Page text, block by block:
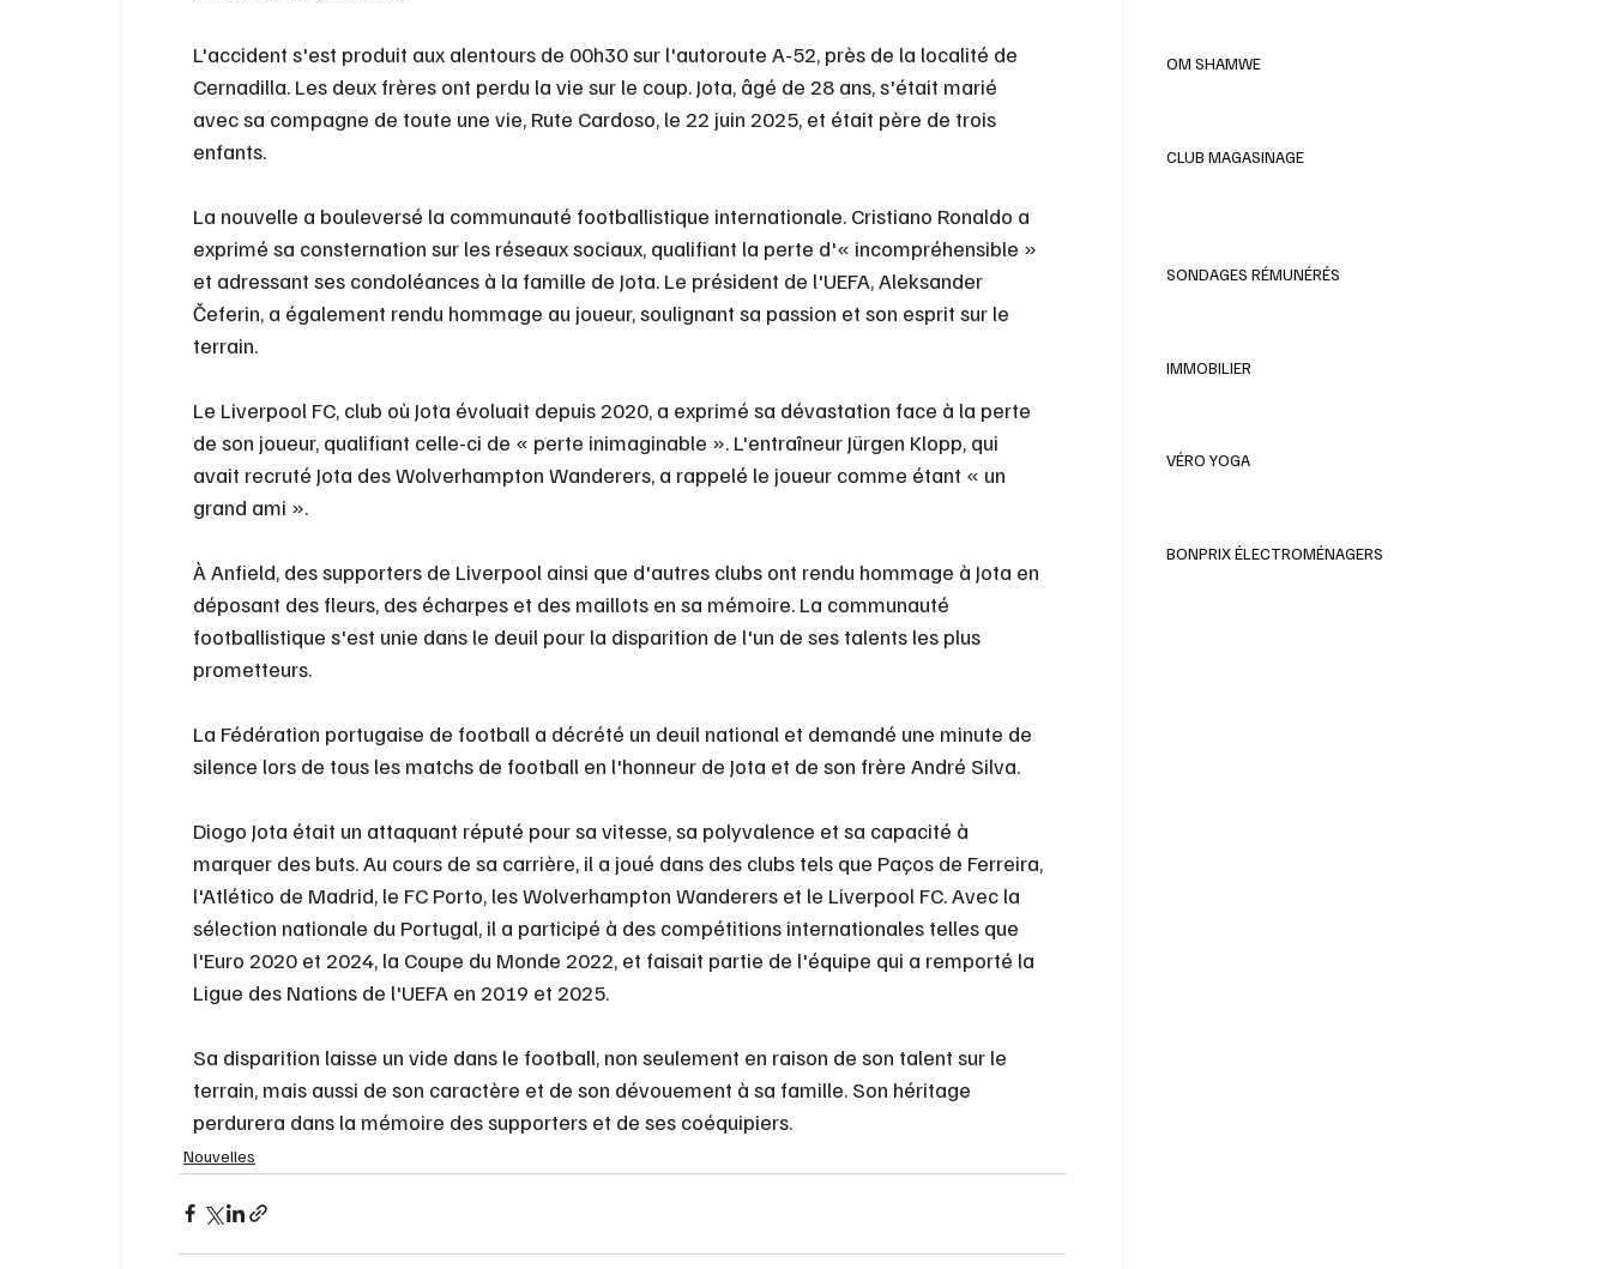
L'accident s'est produit aux alentours de 00h30 sur l'autoroute A-52, près de la localité de
Cernadilla. Les deux frères ont perdu la vie sur le coup. Jota, âgé de 28 ans, s'était marié
avec sa compagne de toute une vie, Rute Cardoso, le 22 juin 2025, et était père de trois
enfants.
La nouvelle a bouleversé la communauté footballistique internationale. Cristiano Ronaldo a
exprimé sa consternation sur les réseaux sociaux, qualifiant la perte d'« incompréhensible »
et adressant ses condoléances à la famille de Jota. Le président de l'UEFA, Aleksander
Čeferin, a également rendu hommage au joueur, soulignant sa passion et son esprit sur le
terrain.
Le Liverpool FC, club où Jota évoluait depuis 2020, a exprimé sa dévastation face à la perte
de son joueur, qualifiant celle-ci de « perte inimaginable ». L'entraîneur Jürgen Klopp, qui
avait recruté Jota des Wolverhampton Wanderers, a rappelé le joueur comme étant « un
grand ami ».
À Anfield, des supporters de Liverpool ainsi que d'autres clubs ont rendu hommage à Jota en
déposant des fleurs, des écharpes et des maillots en sa mémoire. La communauté
footballistique s'est unie dans le deuil pour la disparition de l'un de ses talents les plus
prometteurs.
La Fédération portugaise de football a décrété un deuil national et demandé une minute de
silence lors de tous les matchs de football en l'honneur de Jota et de son frère André Silva.
Diogo Jota était un attaquant réputé pour sa vitesse, sa polyvalence et sa capacité à
marquer des buts. Au cours de sa carrière, il a joué dans des clubs tels que Paços de Ferreira,
l'Atlético de Madrid, le FC Porto, les Wolverhampton Wanderers et le Liverpool FC. Avec la
sélection nationale du Portugal, il a participé à des compétitions internationales telles que
l'Euro 2020 et 2024, la Coupe du Monde 2022, et faisait partie de l'équipe qui a remporté la
Ligue des Nations de l'UEFA en 2019 et 2025.
Sa disparition laisse un vide dans le football, non seulement en raison de son talent sur le
terrain, mais aussi de son caractère et de son dévouement à sa famille. Son héritage
perdurera dans la mémoire des supporters et de ses coéquipiers.
Nouvelles
OM SHAMWE
CLUB MAGASINAGE
SONDAGES RÉMUNÉRÉS
IMMOBILIER
VÉRO YOGA
BONPRIX ÉLECTROMÉNAGERS